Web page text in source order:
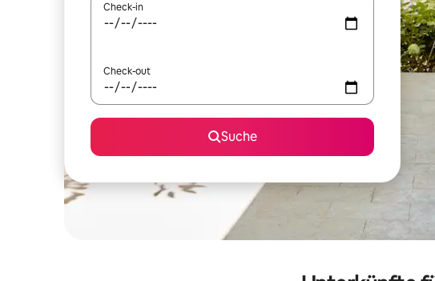
Check-in
Check-out
Suche